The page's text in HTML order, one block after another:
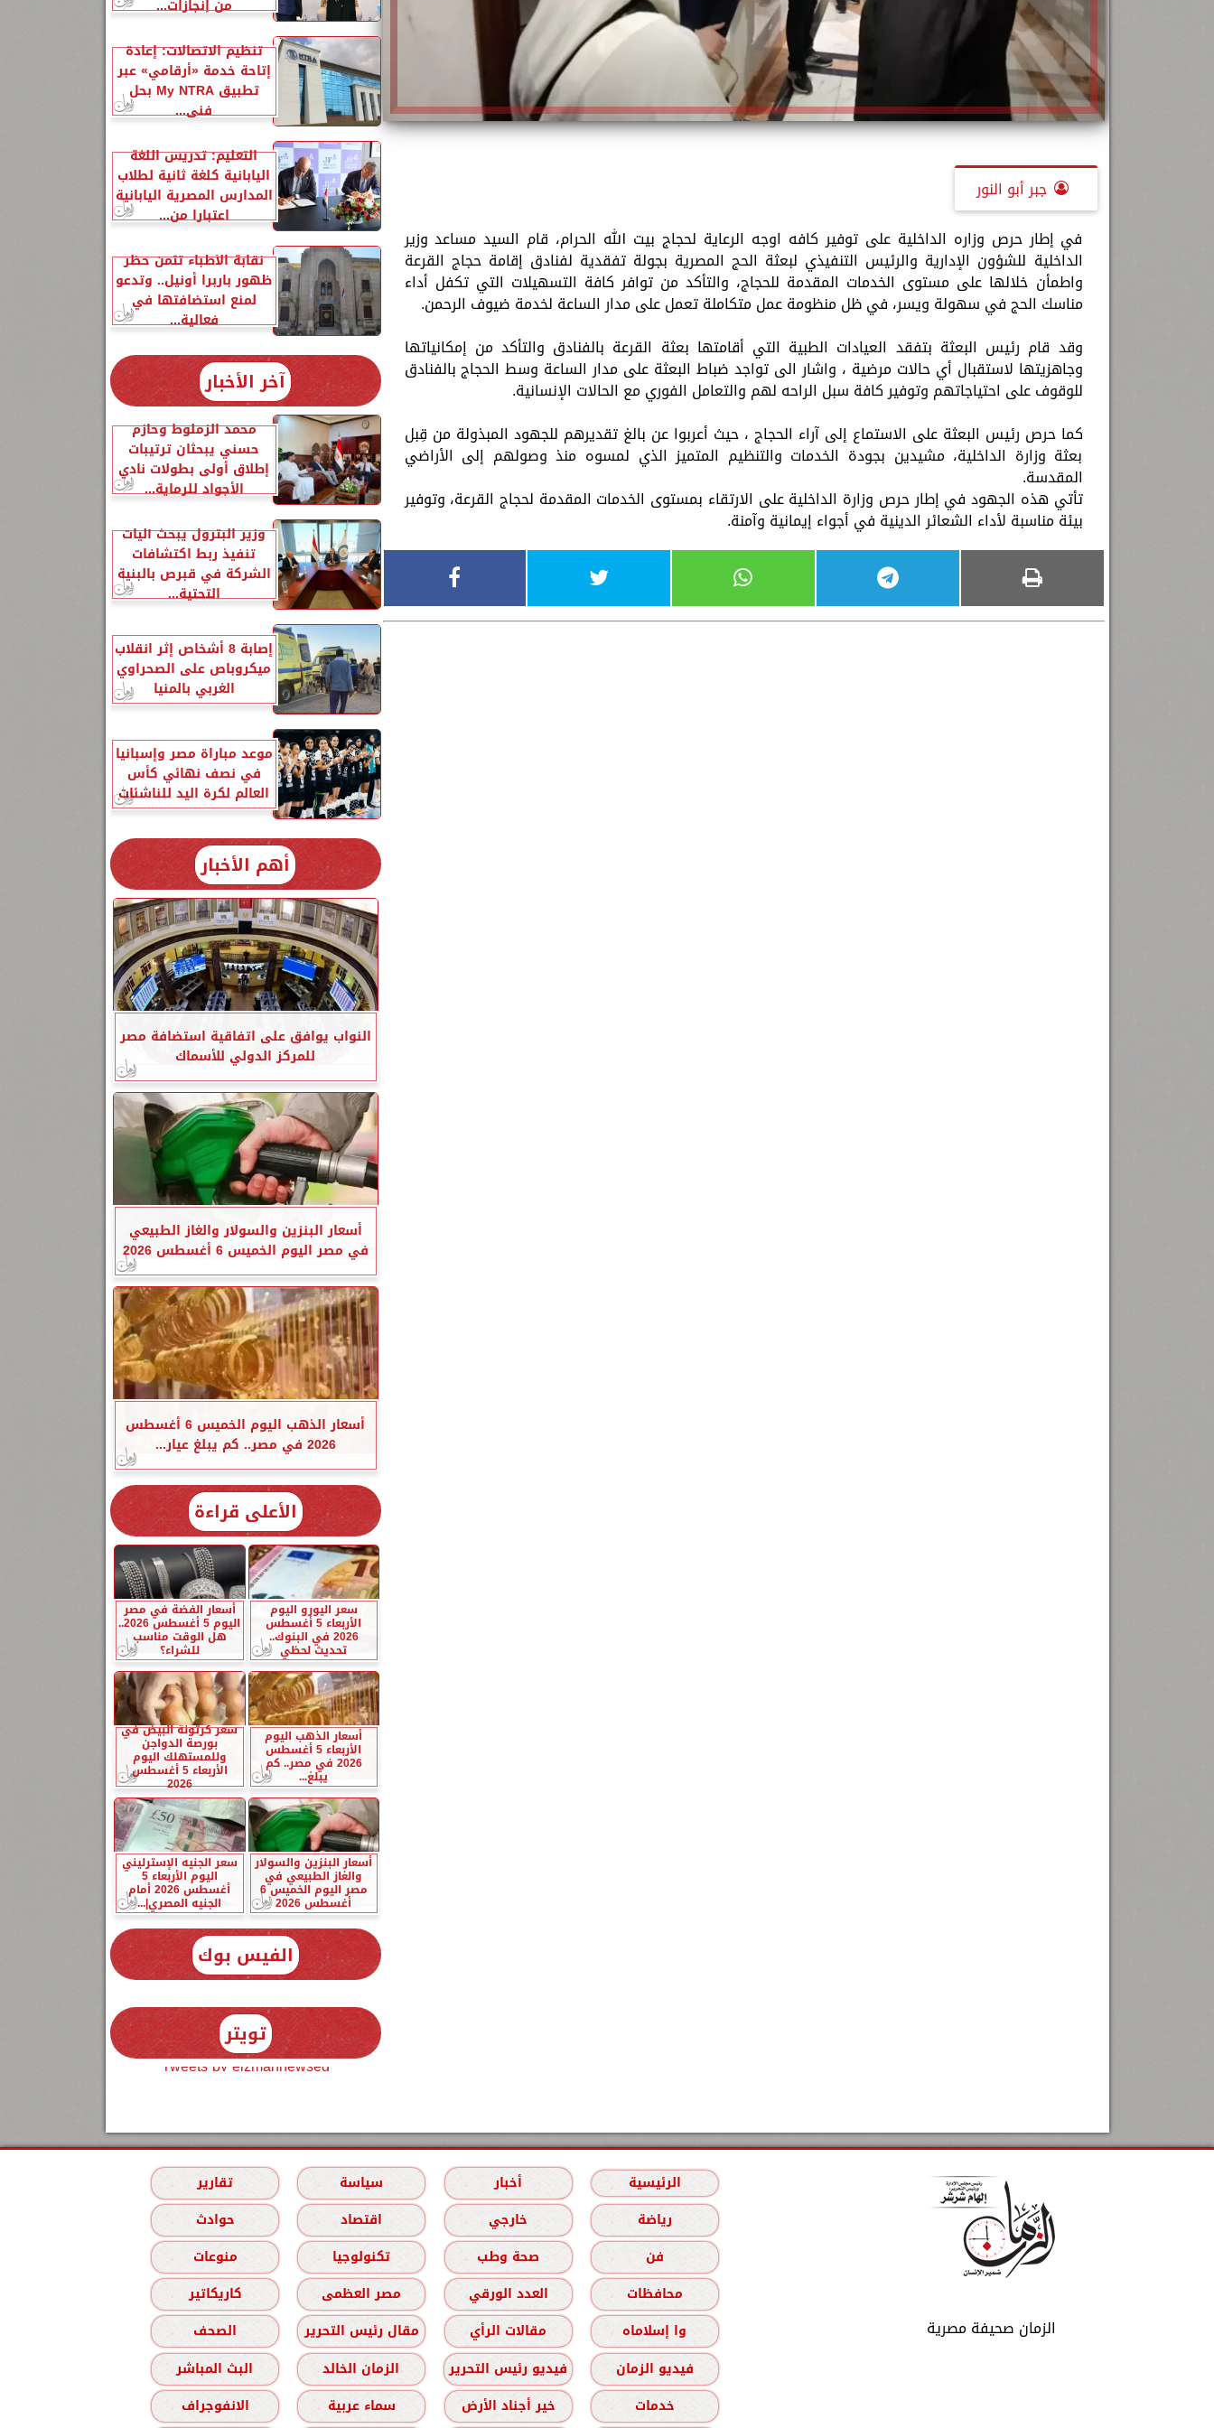
جبر أبو النور
في إطار حرص وزاره الداخلية على توفير كافه اوجه الرعاية لحجاج بيت الله الحرام، قام السيد مساعد وزير
الداخلية للشؤون الإدارية والرئيس التنفيذي لبعثة الحج المصرية بجولة تفقدية لفنادق إقامة حجاج القرعة
واطمأن خلالها على مستوى الخدمات المقدمة للحجاج، والتأكد من توافر كافة التسهيلات التي تكفل أداء
مناسك الحج في سهولة ويسر، في ظل منظومة عمل متكاملة تعمل على مدار الساعة لخدمة ضيوف الرحمن.
وقد قام رئيس البعثة بتفقد العيادات الطبية التي أقامتها بعثة القرعة بالفنادق والتأكد من إمكانياتها
وجاهزيتها لاستقبال أي حالات مرضية ، واشار الى تواجد ضباط البعثة على مدار الساعة وسط الحجاج بالفنادق
للوقوف على احتياجاتهم وتوفير كافة سبل الراحه لهم والتعامل الفوري مع الحالات الإنسانية.
كما حرص رئيس البعثة على الاستماع إلى آراء الحجاج ، حيث أعربوا عن بالغ تقديرهم للجهود المبذولة من قِبل
بعثة وزارة الداخلية، مشيدين بجودة الخدمات والتنظيم المتميز الذي لمسوه منذ وصولهم إلى الأراضي
المقدسة.
تأتي هذه الجهود في إطار حرص وزارة الداخلية على الارتقاء بمستوى الخدمات المقدمة لحجاج القرعة، وتوفير
بيئة مناسبة لأداء الشعائر الدينية في أجواء إيمانية وآمنة.
من إنجازات...
تنظيم الاتصالات: إعادة
إتاحة خدمة «أرقامي» عبر
تطبيق My NTRA بحل
فني...
التعليم: تدريس اللغة
اليابانية كلغة ثانية لطلاب
المدارس المصرية اليابانية
اعتبارا من...
نقابة الأطباء تثمن حظر
ظهور باربرا أونيل.. وتدعو
لمنع استضافتها في
فعالية...
آخر الأخبار
محمد الزملوط وحازم
حسني يبحثان ترتيبات
إطلاق أولى بطولات نادي
الأجواد للرماية...
وزير البترول يبحث آليات
تنفيذ ربط اكتشافات
الشركة في قبرص بالبنية
التحتية...
إصابة 8 أشخاص إثر انقلاب
ميكروباص على الصحراوي
الغربي بالمنيا
موعد مباراة مصر وإسبانيا
في نصف نهائي كأس
العالم لكرة اليد للناشئات
أهم الأخبار
النواب يوافق على اتفاقية استضافة مصر
للمركز الدولي للأسماك
أسعار البنزين والسولار والغاز الطبيعي
في مصر اليوم الخميس 6 أغسطس 2026
أسعار الذهب اليوم الخميس 6 أغسطس
2026 في مصر.. كم يبلغ عيار...
الأعلى قراءة
سعر اليورو اليوم
الأربعاء 5 أغسطس
2026 في البنوك..
تحديث لحظي
أسعار الفضة في مصر
اليوم 5 أغسطس 2026..
هل الوقت مناسب
للشراء؟
أسعار الذهب اليوم
الأربعاء 5 أغسطس
2026 في مصر.. كم
يبلغ...
سعر كرتونة البيض في
بورصة الدواجن
وللمستهلك اليوم
الأربعاء 5 أغسطس
2026
أسعار البنزين والسولار
والغاز الطبيعي في
مصر اليوم الخميس 6
أغسطس 2026
سعر الجنيه الإسترليني
اليوم الأربعاء 5
أغسطس 2026 أمام
الجنيه المصري|...
الفيس بوك
تويتر
Tweets by elzmannewseg
الزمان صحيفة مصرية
الرئيسية أخبار سياسة
تقارير
رياضة
خارجي اقتصاد
حوادث
فن
صحة وطب تكنولوجيا
منوعات
محافظات
العدد الورقي مصر العظمى
كاريكاتير
وا إسلاماه
مقالات الرأي مقال رئيس التحرير
الصحف
فيديو الزمان
فيديو رئيس التحرير الزمان الخالد
البث المباشر
خدمات
خير أجناد الأرض سماء عربية الانفوجراف